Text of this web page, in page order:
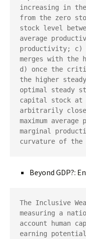
increasing in
from the zero
stock level
average
productivity; c)
merges with the
d) once the
the higher
optimal steady
capital stock at
arbitrarily
maximum
marginal
curvature of
Beyond GDP?:
The Inclusive
measuring a
account human
earning